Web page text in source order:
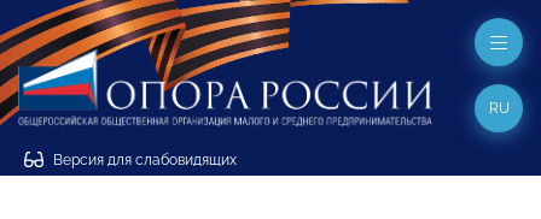
Версия для слабовидящих
RU